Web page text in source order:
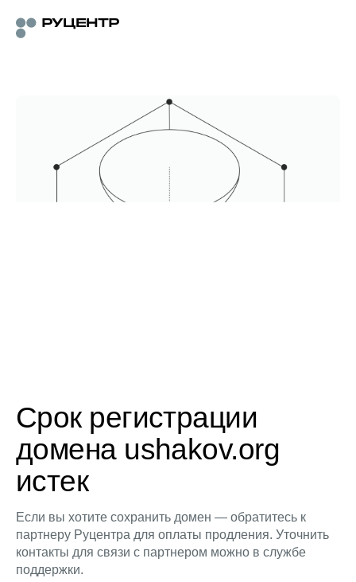
Срок регистрации
домена ushakov.org
истек
Если вы хотите сохранить домен — обратитесь к
партнеру Руцентра для оплаты продления. Уточнить
контакты для связи с партнером можно в службе
поддержки.